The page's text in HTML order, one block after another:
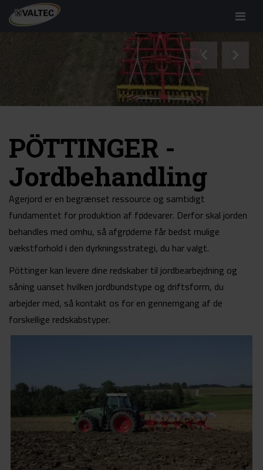
Menu
PÖTTINGER -
Jordbehandling
Agerjord er en begrænset ressource og samtidigt
fundamentet for produktion af fødevarer. Derfor skal jorden
behandles med omhu, så afgrøderne får bedst mulige
vækstforhold i den dyrkningsstrategi, du har valgt.
Pöttinger kan levere dine redskaber til jordbearbejdning og
såning uanset hvilken jordbundstype og driftsform, du
arbejder med, så kontakt os for en gennemgang af de
forskellige redskabstyper.